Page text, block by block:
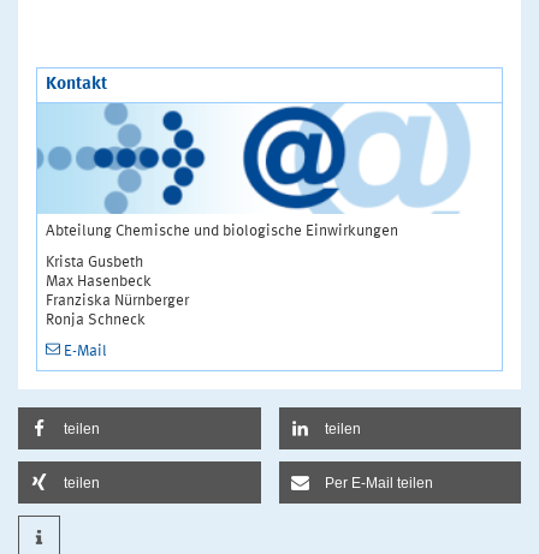
Kontakt
Abteilung Chemische und biologische Einwirkungen
Krista Gusbeth
Max Hasenbeck
Franziska Nürnberger
Ronja Schneck
E-Mail
teilen teilen
teilen Per E-Mail teilen